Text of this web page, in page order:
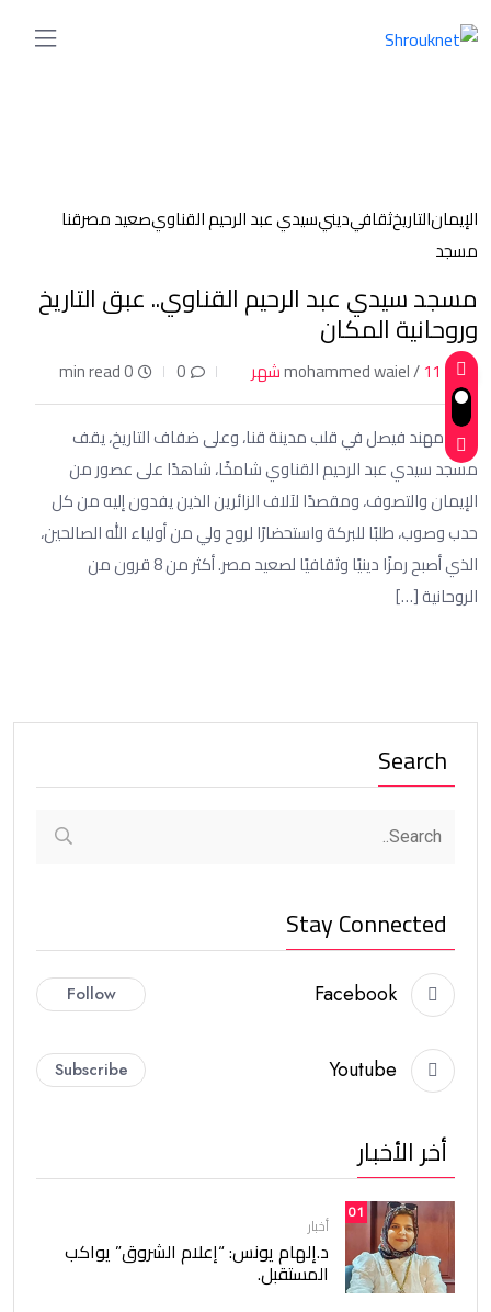
الإيمانالتاريخثقافيدينيسيدي عبد الرحيم القناويصعيد مصرقنا
مسجد
مسجد سيدي عبد الرحيم القناوي.. عبق التاريخ
وروحانية المكان
mohammed waiel /11 شهر 0
0 min read
كتب: مهند فيصل في قلب مدينة قنا، وعلى ضفاف التاريخ، يقف
مسجد سيدي عبد الرحيم القناوي شامخًا، شاهدًا على عصور من
الإيمان والتصوف، ومقصدًا لآلاف الزائرين الذين يفدون إليه من كل
حدب وصوب، طلبًا للبركة واستحضارًا لروح ولي من أولياء الله الصالحين،
الذي أصبح رمزًا دينيًا وثقافيًا لصعيد مصر. أكثر من 8 قرون من
الروحانية […]
Search
Stay Connected
Facebook
Follow
Youtube
Subscribe
أخر الأخبار
01
أخبار
د.إلهام يونس: “إعلام الشروق” يواكب
المستقبل.